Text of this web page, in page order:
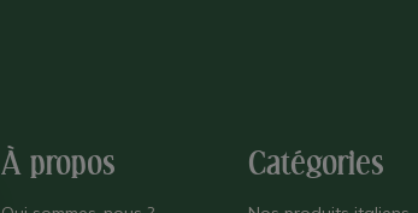
À propos Catégories